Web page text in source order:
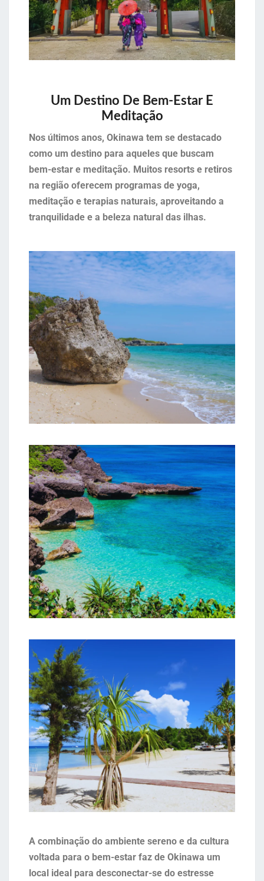
Um Destino De Bem-Estar E
Meditação
Nos últimos anos, Okinawa tem se destacado
como um destino para aqueles que buscam
bem-estar e meditação. Muitos resorts e retiros
na região oferecem programas de yoga,
meditação e terapias naturais, aproveitando a
tranquilidade e a beleza natural das ilhas.
A combinação do ambiente sereno e da cultura
voltada para o bem-estar faz de Okinawa um
local ideal para desconectar-se do estresse